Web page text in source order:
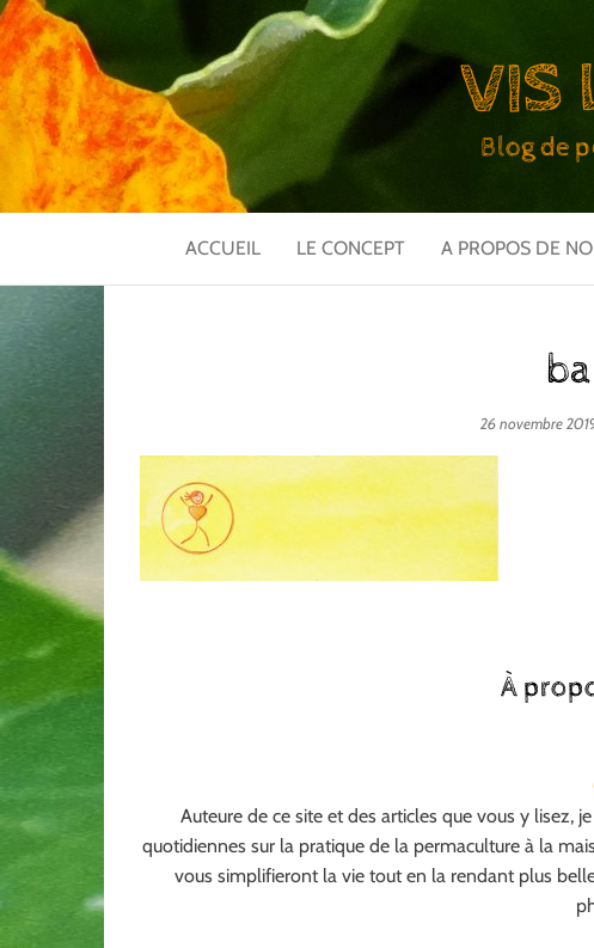
VIS
Blog de
ACCUEIL LE CONCEPT A PROPOS DE
26 novembre
À
Auteure de ce site et des articles que vous y lisez,
quotidiennes sur la pratique de la permaculture à la
vous simplifieront la vie tout en la rendant plus